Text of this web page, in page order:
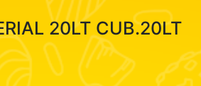
20LT CUB.20LT